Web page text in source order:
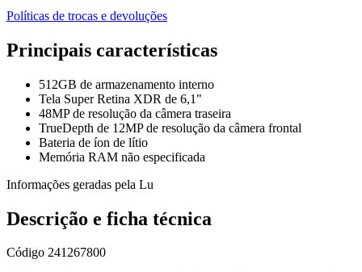
Políticas de trocas e devoluções
Principais características
512GB de armazenamento interno
Tela Super Retina XDR de 6,1"
48MP de resolução da câmera traseira
TrueDepth de 12MP de resolução da câmera frontal
Bateria de íon de lítio
Memória RAM não especificada
Informações geradas pela Lu
Descrição e ficha técnica
Código 241267800